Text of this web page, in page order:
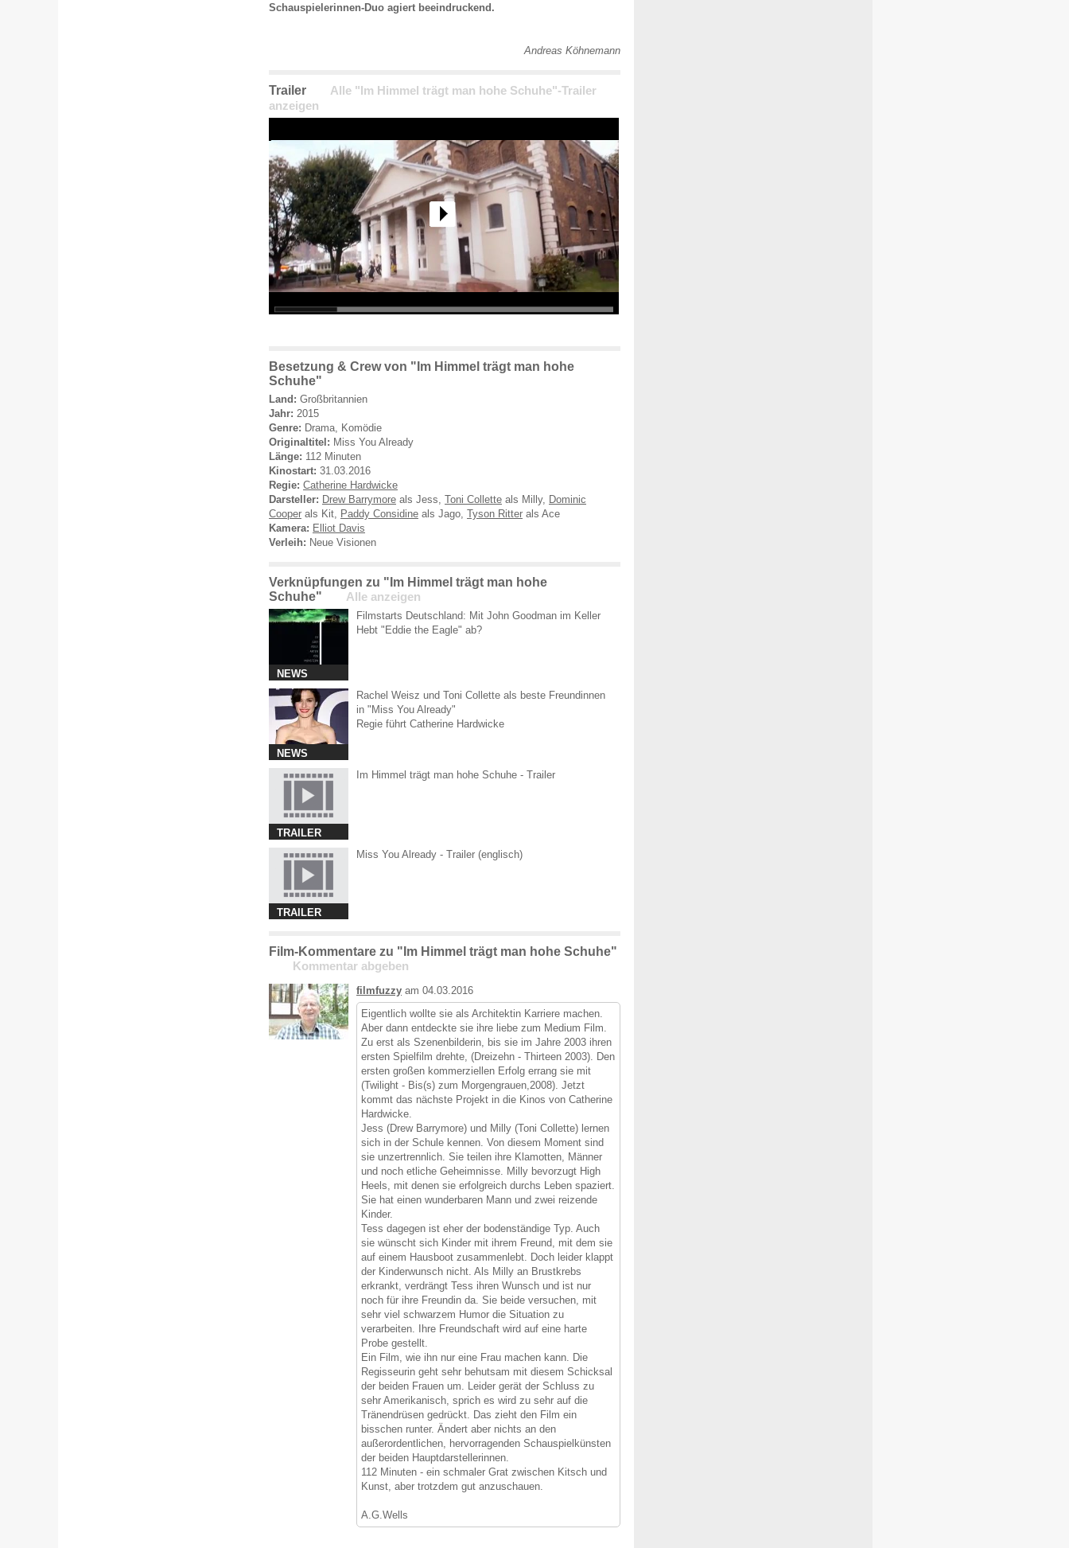
Schauspielerinnen-Duo agiert beeindruckend.
Andreas Köhnemann
Trailer
Alle "Im Himmel trägt man hohe Schuhe"-Trailer
anzeigen
Besetzung & Crew von "Im Himmel trägt man hohe
Schuhe"
Land: Großbritannien
Jahr: 2015
Genre: Drama, Komödie
Originaltitel: Miss You Already
Länge: 112 Minuten
Kinostart: 31.03.2016
Regie: Catherine Hardwicke
Darsteller: Drew Barrymore als Jess, Toni Collette als Milly, Dominic
Cooper als Kit, Paddy Considine als Jago, Tyson Ritter als Ace
Kamera: Elliot Davis
Verleih: Neue Visionen
Verknüpfungen zu "Im Himmel trägt man hohe
Schuhe"
Alle anzeigen
NEWS
Filmstarts Deutschland: Mit John Goodman im Keller
Hebt "Eddie the Eagle" ab?
NEWS
Rachel Weisz und Toni Collette als beste Freundinnen
in "Miss You Already"
Regie führt Catherine Hardwicke
TRAILER
Im Himmel trägt man hohe Schuhe - Trailer
TRAILER
Miss You Already - Trailer (englisch)
Film-Kommentare zu "Im Himmel trägt man hohe Schuhe"
Kommentar abgeben
filmfuzzy am 04.03.2016
Eigentlich wollte sie als Architektin Karriere machen.
Aber dann entdeckte sie ihre liebe zum Medium Film.
Zu erst als Szenenbilderin, bis sie im Jahre 2003 ihren
ersten Spielfilm drehte, (Dreizehn - Thirteen 2003). Den
ersten großen kommerziellen Erfolg errang sie mit
(Twilight - Bis(s) zum Morgengrauen,2008). Jetzt
kommt das nächste Projekt in die Kinos von Catherine
Hardwicke.
Jess (Drew Barrymore) und Milly (Toni Collette) lernen
sich in der Schule kennen. Von diesem Moment sind
sie unzertrennlich. Sie teilen ihre Klamotten, Männer
und noch etliche Geheimnisse. Milly bevorzugt High
Heels, mit denen sie erfolgreich durchs Leben spaziert.
Sie hat einen wunderbaren Mann und zwei reizende
Kinder.
Tess dagegen ist eher der bodenständige Typ. Auch
sie wünscht sich Kinder mit ihrem Freund, mit dem sie
auf einem Hausboot zusammenlebt. Doch leider klappt
der Kinderwunsch nicht. Als Milly an Brustkrebs
erkrankt, verdrängt Tess ihren Wunsch und ist nur
noch für ihre Freundin da. Sie beide versuchen, mit
sehr viel schwarzem Humor die Situation zu
verarbeiten. Ihre Freundschaft wird auf eine harte
Probe gestellt.
Ein Film, wie ihn nur eine Frau machen kann. Die
Regisseurin geht sehr behutsam mit diesem Schicksal
der beiden Frauen um. Leider gerät der Schluss zu
sehr Amerikanisch, sprich es wird zu sehr auf die
Tränendrüsen gedrückt. Das zieht den Film ein
bisschen runter. Ändert aber nichts an den
außerordentlichen, hervorragenden Schauspielkünsten
der beiden Hauptdarstellerinnen.
112 Minuten - ein schmaler Grat zwischen Kitsch und
Kunst, aber trotzdem gut anzuschauen.
A.G.Wells